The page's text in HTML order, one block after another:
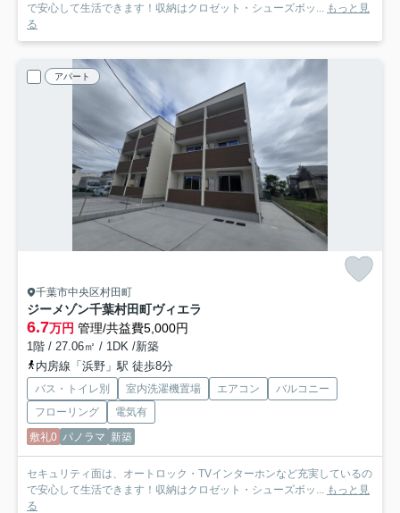
で安心して生活できます！収納はクロゼット・シューズボッ...
もっと見
る
アパート
千葉市中央区村田町
ジーメゾン千葉村田町ヴィエラ
6.7万円 管理/共益費5,000円
1階 / 27.06㎡ / 1DK /新築
内房線「浜野」駅 徒歩8分
バス・トイレ別 室内洗濯機置場 エアコン
バルコニー
フローリング
電気有
敷礼0 パノラマ 新築
セキュリティ面は、オートロック・TVインターホンなど充実しているの
で安心して生活できます！収納はクロゼット・シューズボッ...
もっと見
る